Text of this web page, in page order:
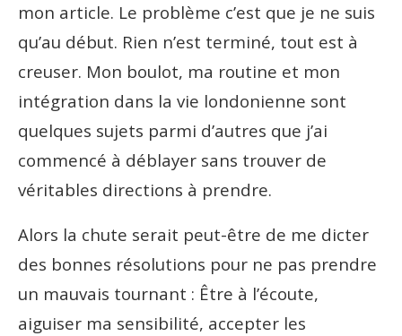
mon article. Le problème c’est que je ne suis
qu’au début. Rien n’est terminé, tout est à
creuser. Mon boulot, ma routine et mon
intégration dans la vie londonienne sont
quelques sujets parmi d’autres que j’ai
commencé à déblayer sans trouver de
véritables directions à prendre.
Alors la chute serait peut-être de me dicter
des bonnes résolutions pour ne pas prendre
un mauvais tournant : Être à l’écoute,
aiguiser ma sensibilité, accepter les